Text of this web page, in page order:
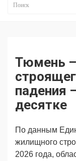
Новостройки
Ещё
Тюмень
падения
десятке
По данным
жилищного
2026 года,